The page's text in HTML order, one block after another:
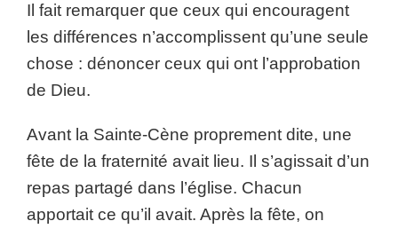
Il fait remarquer que ceux qui encouragent
les différences n’accomplissent qu’une seule
chose : dénoncer ceux qui ont l’approbation
de Dieu.
Avant la Sainte-Cène proprement dite, une
fête de la fraternité avait lieu. Il s’agissait d’un
repas partagé dans l’église. Chacun
apportait ce qu’il avait. Après la fête, on